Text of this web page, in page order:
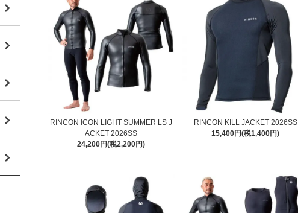
RINCON ICON LIGHT SUMMER LS J
ACKET 2026SS
24,200円(税2,200円)
RINCON KILL JACKET 2026SS
15,400円(税1,400円)